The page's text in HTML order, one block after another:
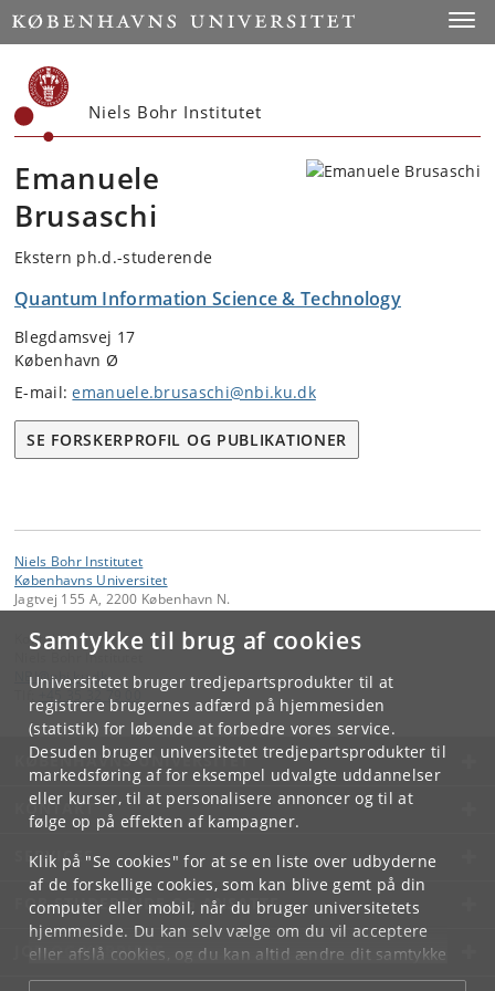
Samtykke til brug af cookies
Universitetet bruger tredjepartsprodukter til at
registrere brugernes adfærd på hjemmesiden
(statistik) for løbende at forbedre vores service.
Desuden bruger universitetet tredjepartsprodukter til
markedsføring af for eksempel udvalgte uddannelser
eller kurser, til at personalisere annoncer og til at
følge op på effekten af kampagner.
Klik på "Se cookies" for at se en liste over udbyderne
af de forskellige cookies, som kan blive gemt på din
computer eller mobil, når du bruger universitetets
hjemmeside. Du kan selv vælge om du vil acceptere
eller afslå cookies, og du kan altid ændre dit samtykke
underCookie- og privatlivspolitiksom du finder i
Start
Niels Bohr Institutet
Emanuele
Brusaschi
Ekstern ph.d.-studerende
Quantum Information Science & Technology
Blegdamsvej 17
København Ø
E-mail:emanuele.brusaschi@nbi.ku.dk
SE FORSKERPROFIL OG PUBLIKATIONER
Niels Bohr Institutet
Københavns Universitet
Jagtvej 155 A, 2200 København N.
Kontakt:
Niels Bohr Institutet
NBI@ nbi ku.dk
KØBENHAVNS UNIVERSITET
KONTAKT
SERVICES
FOR STUDERENDE OG ANSATTE
JOB OG KARRIERE